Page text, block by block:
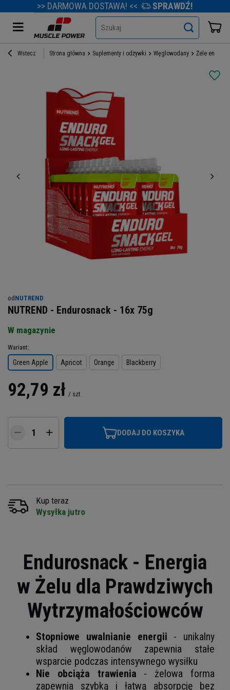
>> DARMOWA DOSTAWA! << SPRAWDŹ!
Szukaj
Wstecz Strona główna Suplementy i odżywki Węglowodany Żele
od NUTREND
NUTREND - Endurosnack - 16x 75g
W magazynie
Wariant
Green Apple Apricot Orange Blackberry
92,79 zł / szt.
DODAJ DO KOSZYKA
Kup teraz
Wysyłka jutro
Endurosnack - Energia
w Żelu dla Prawdziwych
Wytrzymałościowców
Stopniowe uwalnianie energii - unikalny
skład węglowodanów zapewnia stałe
wsparcie podczas intensywnego wysiłku
Nie obciąża trawienia - żelowa forma
zapewnia szybką i łatwą absorpcję bez